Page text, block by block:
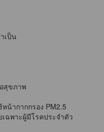
เป็น
สุขภาพ
น้ากากกรอง PM2.5
ฉพาะผู้มีโรคประจำตัว